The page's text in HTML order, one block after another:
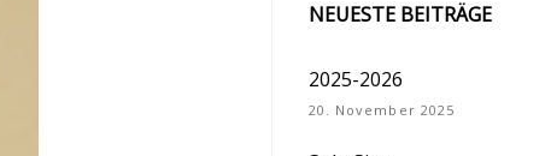
NEUESTE BEITRÄGE
2025-2026
20. November 2025